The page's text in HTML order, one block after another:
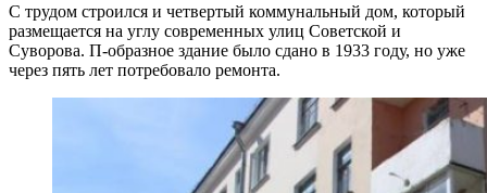
С трудом строился и четвертый коммунальный дом, который
размещается на углу современных улиц Советской и
Суворова. П-образное здание было сдано в 1933 году, но уже
через пять лет потребовало ремонта.